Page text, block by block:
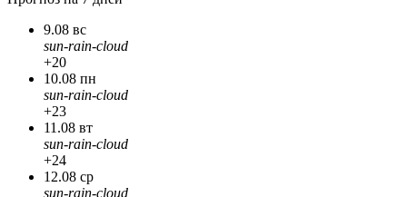
9.08 вс
sun-rain-cloud
+20
10.08 пн
sun-rain-cloud
+23
11.08 вт
sun-rain-cloud
+24
12.08 ср
sun-rain-cloud